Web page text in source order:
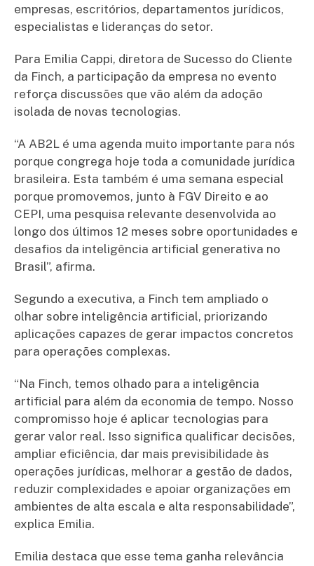
empresas, escritórios, departamentos jurídicos,
especialistas e lideranças do setor.
Para Emilia Cappi, diretora de Sucesso do Cliente
da Finch, a participação da empresa no evento
reforça discussões que vão além da adoção
isolada de novas tecnologias.
“A AB2L é uma agenda muito importante para nós
porque congrega hoje toda a comunidade jurídica
brasileira. Esta também é uma semana especial
porque promovemos, junto à FGV Direito e ao
CEPI, uma pesquisa relevante desenvolvida ao
longo dos últimos 12 meses sobre oportunidades e
desafios da inteligência artificial generativa no
Brasil”, afirma.
Segundo a executiva, a Finch tem ampliado o
olhar sobre inteligência artificial, priorizando
aplicações capazes de gerar impactos concretos
para operações complexas.
“Na Finch, temos olhado para a inteligência
artificial para além da economia de tempo. Nosso
compromisso hoje é aplicar tecnologias para
gerar valor real. Isso significa qualificar decisões,
ampliar eficiência, dar mais previsibilidade às
operações jurídicas, melhorar a gestão de dados,
reduzir complexidades e apoiar organizações em
ambientes de alta escala e alta responsabilidade”,
explica Emilia.
Emilia destaca que esse tema ganha relevância